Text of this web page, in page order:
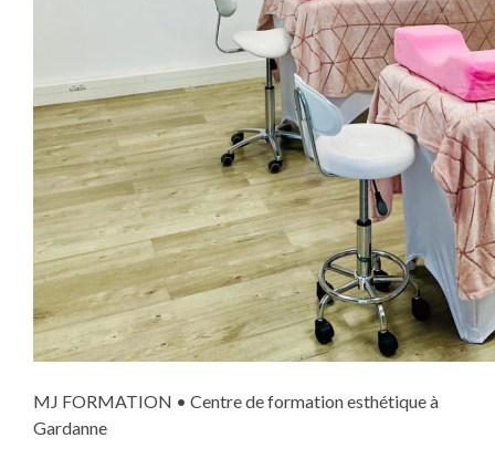
MJ FORMATION • Centre de formation esthétique à
Gardanne